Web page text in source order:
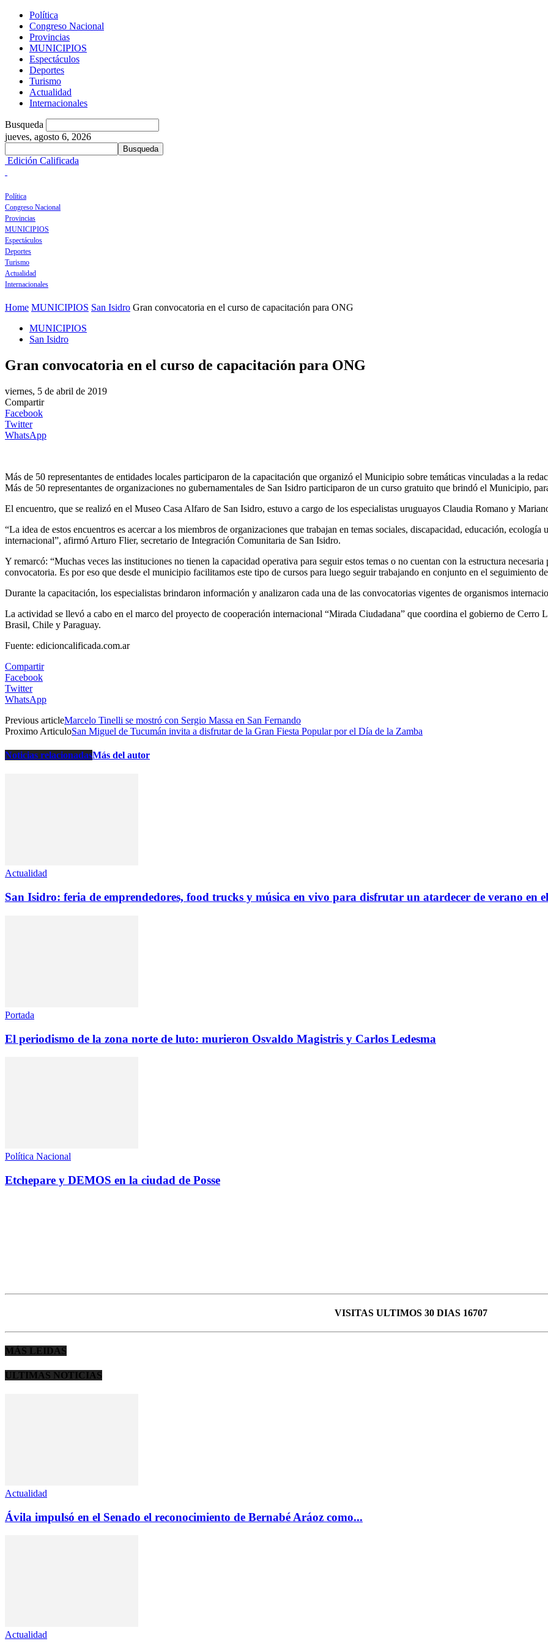
Política
Congreso Nacional
Provincias
MUNICIPIOS
Espectáculos
Deportes
Turismo
Actualidad
Internacionales
Busqueda
jueves, agosto 6, 2026
Edición Calificada
Política
Congreso Nacional
Provincias
MUNICIPIOS
Espectáculos
Deportes
Turismo
Actualidad
Internacionales
Home MUNICIPIOS San Isidro Gran convocatoria en el curso de capacitación para ONG
MUNICIPIOS
San Isidro
Gran convocatoria en el curso de capacitación para ONG
viernes, 5 de abril de 2019
Compartir
Facebook
Twitter
WhatsApp
Más de 50 representantes de entidades locales participaron de la capacitación que organizó el Municipio sobre temáticas vinculadas a la
Más de 50 representantes de organizaciones no gubernamentales de San Isidro participaron de un curso gratuito que brindó el Municipio,
El encuentro, que se realizó en el Museo Casa Alfaro de San Isidro, estuvo a cargo de los especialistas uruguayos Claudia Romano y
“La idea de estos encuentros es acercar a los miembros de organizaciones que trabajan en temas sociales, discapacidad, educación,
internacional”, afirmó Arturo Flier, secretario de Integración Comunitaria de San Isidro.
Y remarcó: “Muchas veces las instituciones no tienen la capacidad operativa para seguir estos temas o no cuentan con la estructura
convocatoria. Es por eso que desde el municipio facilitamos este tipo de cursos para luego seguir trabajando en conjunto en el seguimiento
Durante la capacitación, los especialistas brindaron información y analizaron cada una de las convocatorias vigentes de organismos
La actividad se llevó a cabo en el marco del proyecto de cooperación internacional “Mirada Ciudadana” que coordina el gobierno de Cerro
Brasil, Chile y Paraguay.
Fuente: edicioncalificada.com.ar
Compartir
Facebook
Twitter
WhatsApp
Previous articleMarcelo Tinelli se mostró con Sergio Massa en San Fernando
Proximo ArticuloSan Miguel de Tucumán invita a disfrutar de la Gran Fiesta Popular por el Día de la Zamba
Noticias relacionadasMás del autor
Actualidad
San Isidro: feria de emprendedores, food trucks y música en vivo para disfrutar un atardecer de verano en
Portada
El periodismo de la zona norte de luto: murieron Osvaldo Magistris y Carlos Ledesma
Política Nacional
Etchepare y DEMOS en la ciudad de Posse
VISITAS ULTIMOS 30 DIAS 16707
MÁS LEIDAS
ULTIMAS NOTICIAS
Actualidad
Ávila impulsó en el Senado el reconocimiento de Bernabé Aráoz como...
Actualidad